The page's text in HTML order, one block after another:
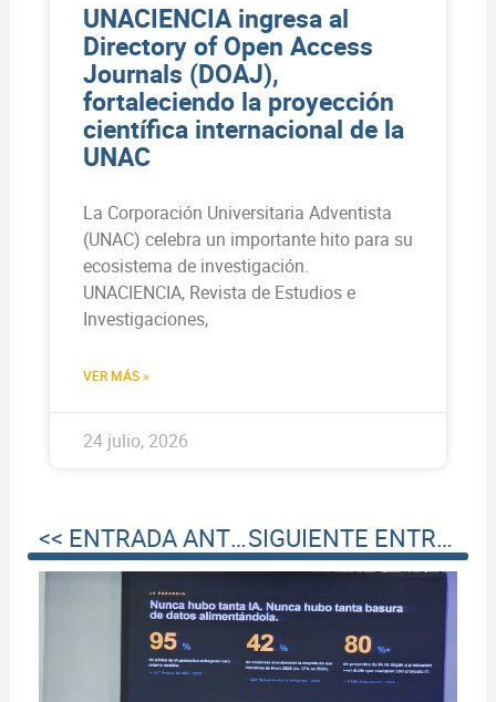
UNACIENCIA ingresa al
Directory of Open Access
Journals (DOAJ),
fortaleciendo la proyección
científica internacional de la
UNAC
La Corporación Universitaria Adventista
(UNAC) celebra un importante hito para su
ecosistema de investigación.
UNACIENCIA, Revista de Estudios e
Investigaciones,
VER MÁS »
24 julio, 2026
<< ENTRADA ANTERIOR SIGUIENTE ENTRADA >>